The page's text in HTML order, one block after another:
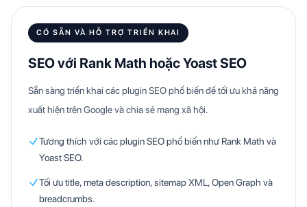
CÓ SẴN VÀ HỖ TRỢ TRIỂN KHAI
SEO với Rank Math hoặc Yoast SEO
Sẵn sàng triển khai các plugin SEO phổ biến để tối ưu khả năng
xuất hiện trên Google và chia sẻ mạng xã hội.
Tương thích với các plugin SEO phổ biến như Rank Math và
Yoast SEO.
Tối ưu title, meta description, sitemap XML, Open Graph và
breadcrumbs.